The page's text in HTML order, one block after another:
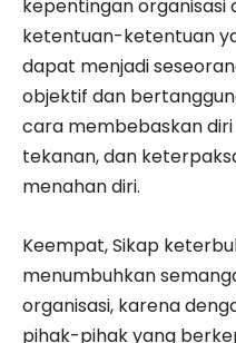
kepentingan
ketentuan-ketentuan
dapat menjadi
objektif dan
cara membebaskan
tekanan, dan
menahan diri.
Keempat, Sikap
menumbuhkan
organisasi, karena
pihak-pihak yang